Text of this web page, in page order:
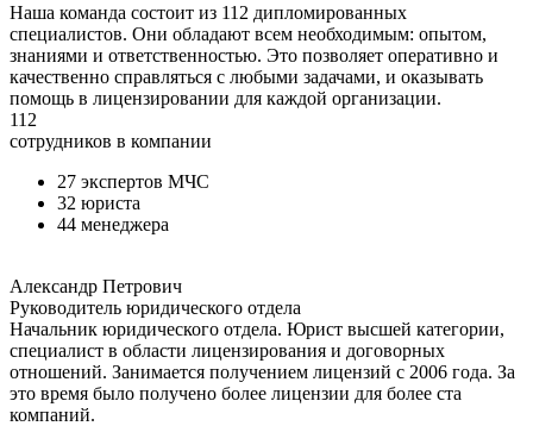
Наша команда состоит из 112 дипломированных
специалистов. Они обладают всем необходимым: опытом,
знаниями и ответственностью. Это позволяет оперативно и
качественно справляться с любыми задачами, и оказывать
помощь в лицензировании для каждой организации.
112
сотрудников в компании
27 экспертов МЧС
32 юриста
44 менеджера
Александр Петрович
Руководитель юридического отдела
Начальник юридического отдела. Юрист высшей категории,
специалист в области лицензирования и договорных
отношений. Занимается получением лицензий с 2006 года. За
это время было получено более лицензии для более ста
компаний.